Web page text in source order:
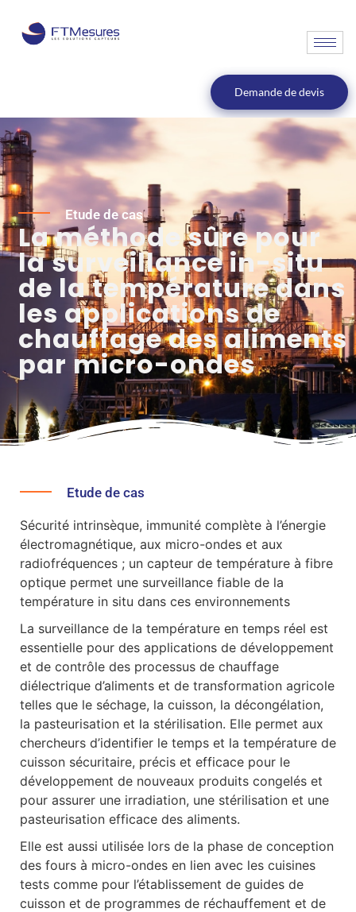
Demande de devis
Etude de cas
La méthode sûre pour
la surveillance in-situ
de la température dans
les applications de
chauffage des aliments
par micro-ondes
Etude de cas
Sécurité intrinsèque, immunité complète à l’énergie
électromagnétique, aux micro-ondes et aux
radiofréquences ; un capteur de température à fibre
optique permet une surveillance fiable de la
température in situ dans ces environnements
La surveillance de la température en temps réel est
essentielle pour des applications de développement
et de contrôle des processus de chauffage
diélectrique d’aliments et de transformation agricole
telles que le séchage, la cuisson, la décongélation,
la pasteurisation et la stérilisation. Elle permet aux
chercheurs d’identifier le temps et la température de
cuisson sécuritaire, précis et efficace pour le
développement de nouveaux produits congelés et
pour assurer une irradiation, une stérilisation et une
pasteurisation efficace des aliments.
Elle est aussi utilisée lors de la phase de conception
des fours à micro-ondes en lien avec les cuisines
tests comme pour l’établissement de guides de
cuisson et de programmes de réchauffement et de